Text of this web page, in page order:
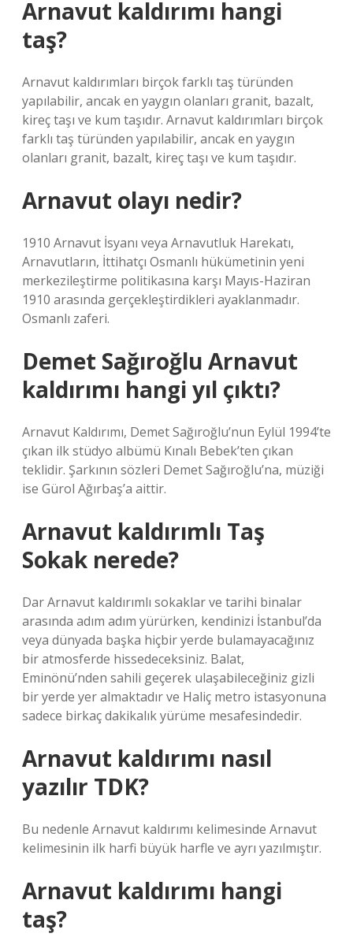
Arnavut kaldırımı hangi
taş?
Arnavut kaldırımları birçok farklı taş türünden
yapılabilir, ancak en yaygın olanları granit, bazalt,
kireç taşı ve kum taşıdır. Arnavut kaldırımları birçok
farklı taş türünden yapılabilir, ancak en yaygın
olanları granit, bazalt, kireç taşı ve kum taşıdır.
Arnavut olayı nedir?
1910 Arnavut İsyanı veya Arnavutluk Harekatı,
Arnavutların, İttihatçı Osmanlı hükümetinin yeni
merkezileştirme politikasına karşı Mayıs-Haziran
1910 arasında gerçekleştirdikleri ayaklanmadır.
Osmanlı zaferi.
Demet Sağıroğlu Arnavut
kaldırımı hangi yıl çıktı?
Arnavut Kaldırımı, Demet Sağıroğlu’nun Eylül 1994’te
çıkan ilk stüdyo albümü Kınalı Bebek’ten çıkan
teklidir. Şarkının sözleri Demet Sağıroğlu’na, müziği
ise Gürol Ağırbaş’a aittir.
Arnavut kaldırımlı Taş
Sokak nerede?
Dar Arnavut kaldırımlı sokaklar ve tarihi binalar
arasında adım adım yürürken, kendinizi İstanbul’da
veya dünyada başka hiçbir yerde bulamayacağınız
bir atmosferde hissedeceksiniz. Balat,
Eminönü’nden sahili geçerek ulaşabileceğiniz gizli
bir yerde yer almaktadır ve Haliç metro istasyonuna
sadece birkaç dakikalık yürüme mesafesindedir.
Arnavut kaldırımı nasıl
yazılır TDK?
Bu nedenle Arnavut kaldırımı kelimesinde Arnavut
kelimesinin ilk harfi büyük harfle ve ayrı yazılmıştır.
Arnavut kaldırımı hangi
taş?